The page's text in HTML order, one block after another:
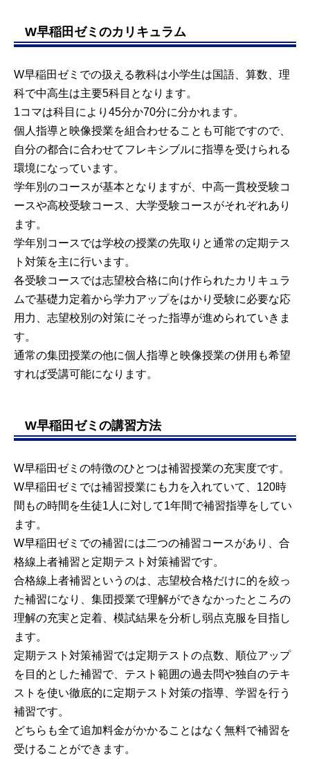
W早稲田ゼミのカリキュラム
W早稲田ゼミでの扱える教科は小学生は国語、算数、理
科で中高生は主要5科目となります。
1コマは科目により45分か70分に分かれます。
個人指導と映像授業を組合わせることも可能ですので、
自分の都合に合わせてフレキシブルに指導を受けられる
環境になっています。
学年別のコースが基本となりますが、中高一貫校受験コ
ースや高校受験コース、大学受験コースがそれぞれあり
ます。
学年別コースでは学校の授業の先取りと通常の定期テス
ト対策を主に行います。
各受験コースでは志望校合格に向け作られたカリキュラ
ムで基礎力定着から学力アップをはかり受験に必要な応
用力、志望校別の対策にそった指導が進められていきま
す。
通常の集団授業の他に個人指導と映像授業の併用も希望
すれば受講可能になります。
W早稲田ゼミの講習方法
W早稲田ゼミの特徴のひとつは補習授業の充実度です。
W早稲田ゼミでは補習授業にも力を入れていて、120時
間もの時間を生徒1人に対して1年間で補習指導をしてい
ます。
W早稲田ゼミでの補習には二つの補習コースがあり、合
格線上者補習と定期テスト対策補習です。
合格線上者補習というのは、志望校合格だけに的を絞っ
た補習になり、集団授業で理解ができなかったところの
理解の充実と定着、模試結果を分析し弱点克服を目指し
ます。
定期テスト対策補習では定期テストの点数、順位アップ
を目的とした補習で、テスト範囲の過去問や独自のテキ
ストを使い徹底的に定期テスト対策の指導、学習を行う
補習です。
どちらも全て追加料金がかかることはなく無料で補習を
受けることができます。